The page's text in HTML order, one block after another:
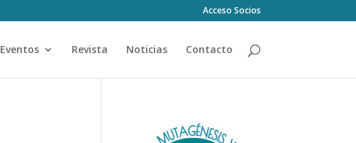
Acceso Socios
Eventos Revista Noticias Contacto